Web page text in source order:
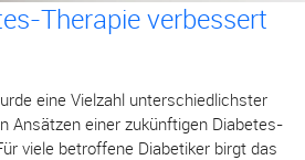
Therapie verbessert
eine Vielzahl unterschiedlichster
Ansätzen einer zukünftigen Diabetes-
viele betroffene Diabetiker birgt das